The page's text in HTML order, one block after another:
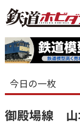
今日の一枚
御殿場線 山